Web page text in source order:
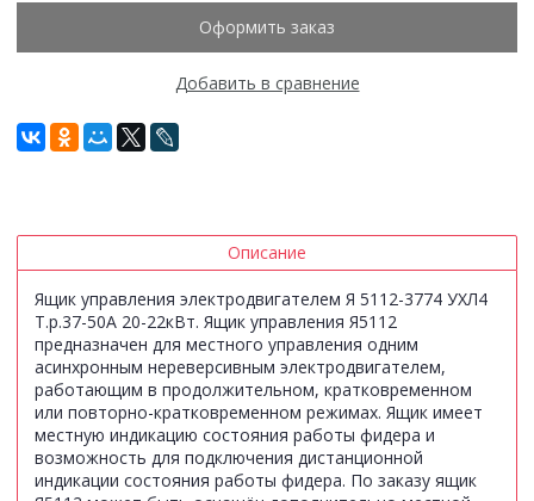
Оформить заказ
Добавить в сравнение
Описание
Ящик управления электродвигателем Я 5112-3774 УХЛ4
Т.р.37-50А 20-22кВт. Ящик управления Я5112
предназначен для местного управления одним
асинхронным нереверсивным электродвигателем,
работающим в продолжительном, кратковременном
или повторно-кратковременном режимах. Ящик имеет
местную индикацию состояния работы фидера и
возможность для подключения дистанционной
индикации состояния работы фидера. По заказу ящик